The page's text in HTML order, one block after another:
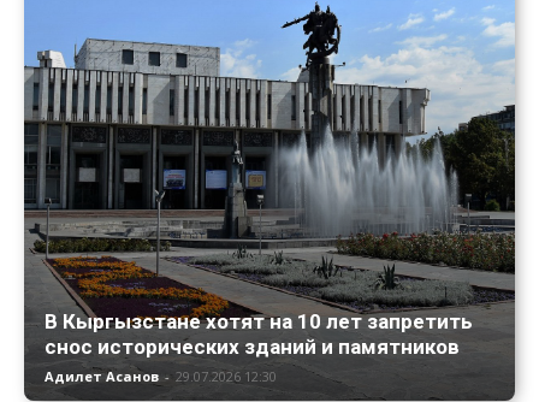
В Кыргызстане хотят на 10 лет запретить
снос исторических зданий и памятников
Адилет Асанов - 29.07.2026 12:30